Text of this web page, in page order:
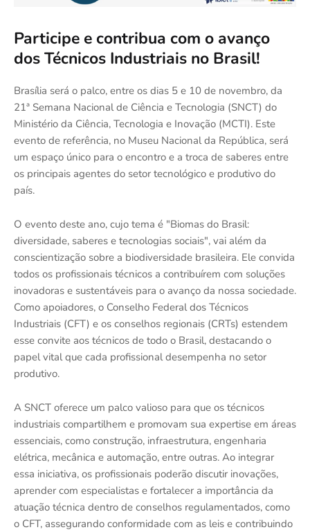
Participe e contribua com o avanço
dos Técnicos Industriais no Brasil!
Brasília será o palco, entre os dias 5 e 10 de novembro, da
21ª Semana Nacional de Ciência e Tecnologia (SNCT) do
Ministério da Ciência, Tecnologia e Inovação (MCTI). Este
evento de referência, no Museu Nacional da República, será
um espaço único para o encontro e a troca de saberes entre
os principais agentes do setor tecnológico e produtivo do
país.
O evento deste ano, cujo tema é "Biomas do Brasil:
diversidade, saberes e tecnologias sociais", vai além da
conscientização sobre a biodiversidade brasileira. Ele convida
todos os profissionais técnicos a contribuírem com soluções
inovadoras e sustentáveis para o avanço da nossa sociedade.
Como apoiadores, o Conselho Federal dos Técnicos
Industriais (CFT) e os conselhos regionais (CRTs) estendem
esse convite aos técnicos de todo o Brasil, destacando o
papel vital que cada profissional desempenha no setor
produtivo.
A SNCT oferece um palco valioso para que os técnicos
industriais compartilhem e promovam sua expertise em áreas
essenciais, como construção, infraestrutura, engenharia
elétrica, mecânica e automação, entre outras. Ao integrar
essa iniciativa, os profissionais poderão discutir inovações,
aprender com especialistas e fortalecer a importância da
atuação técnica dentro de conselhos regulamentados, como
o CFT, assegurando conformidade com as leis e contribuindo